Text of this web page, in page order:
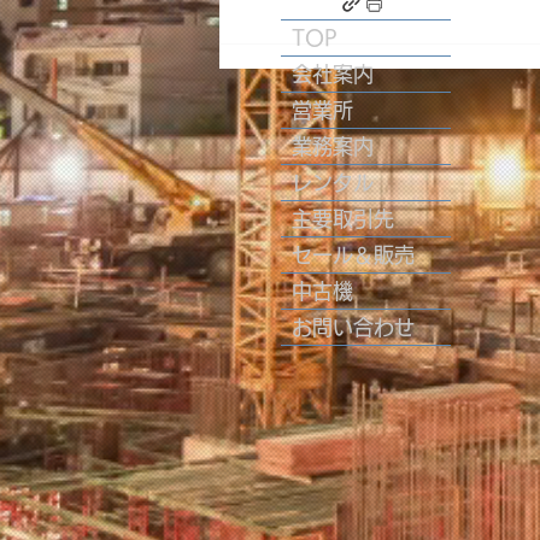
TOP
会社案内
営業所
業務案内
レンタル
主要取引先
セール＆販売
中古機
お問い合わせ